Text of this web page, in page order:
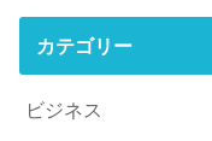
カテゴリー
ビジネス